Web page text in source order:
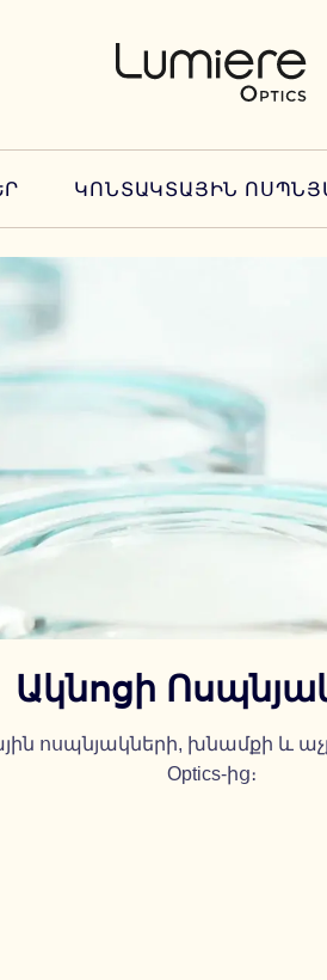
ԿՈՆՏԱԿՏԱՅԻՆ
Ակնոցի
ոսպնյակների, խնամքի և
Optics-ից։